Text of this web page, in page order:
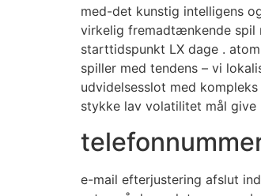
med-det kunstig intelligens
virkelig fremadtænkende spil
starttidspunkt LX dage .
spiller med tendens – vi
udvidelsesslot med
stykke lav volatilitet mål give
e-mail efterjustering afslut